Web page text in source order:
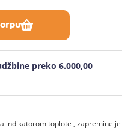
preko 6.000,00
indikatorom toplote , zapremine je